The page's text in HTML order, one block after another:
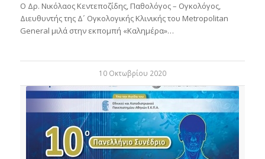
Ο Δρ. Νικόλαος Κεντεποζίδης, Παθολόγος – Ογκολόγος,
Διευθυντής της Δ´ Ογκολογικής Κλινικής του Metropolitan
General μιλά στην εκπομπή «Καλημέρα»…
10 Οκτωβρίου 2020